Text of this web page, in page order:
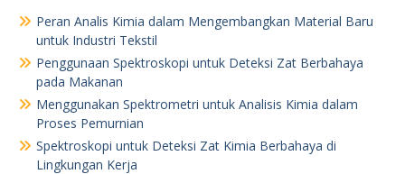
Peran Analis Kimia dalam Mengembangkan Material Baru
untuk Industri Tekstil
Penggunaan Spektroskopi untuk Deteksi Zat Berbahaya
pada Makanan
Menggunakan Spektrometri untuk Analisis Kimia dalam
Proses Pemurnian
Spektroskopi untuk Deteksi Zat Kimia Berbahaya di
Lingkungan Kerja